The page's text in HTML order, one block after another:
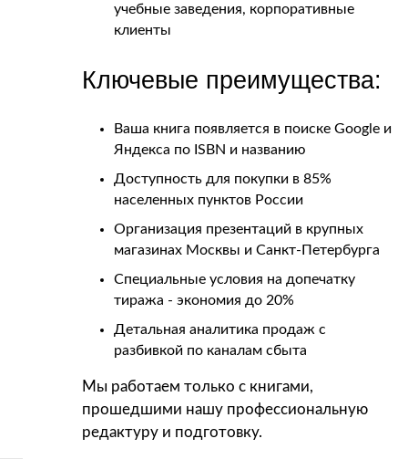
учебные заведения, корпоративные
клиенты
Ключевые преимущества:
Ваша книга появляется в поиске Google и
Яндекса по ISBN и названию
Доступность для покупки в 85%
населенных пунктов России
Организация презентаций в крупных
магазинах Москвы и Санкт-Петербурга
Специальные условия на допечатку
тиража - экономия до 20%
Детальная аналитика продаж с
разбивкой по каналам сбыта
Мы работаем только с книгами,
прошедшими нашу профессиональную
редактуру и подготовку.